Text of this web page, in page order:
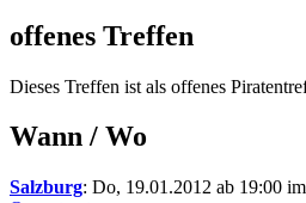
offenes Treffen
Dieses Treffen ist als offenes
Wann / Wo
Salzburg: Do, 19.01.2012 ab 19:00 im